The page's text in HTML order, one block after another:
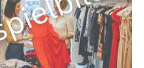
DA
FR
PT
TR